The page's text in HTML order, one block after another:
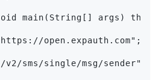
main(String[] args)
open.expauth.com";
sms/single/msg/sender";